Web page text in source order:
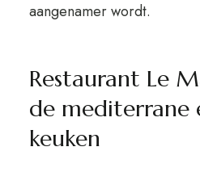
aangenamer wordt.
Restaurant Le
de mediterrane
keuken